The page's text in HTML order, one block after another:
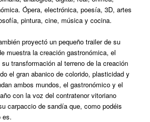
Ópera, electrónica, poesía, 3D, artes
pintura, cine, música y cocina.
proyectó un pequeño trailer de su
muestra la creación gastronómica, el
transformación al terreno de la creación
el gran abanico de colorido, plasticidad y
ambos mundos, el gastronómico y el
con la voz del contratenor vitoriano
carpaccio de sandía que, como podéis
es.